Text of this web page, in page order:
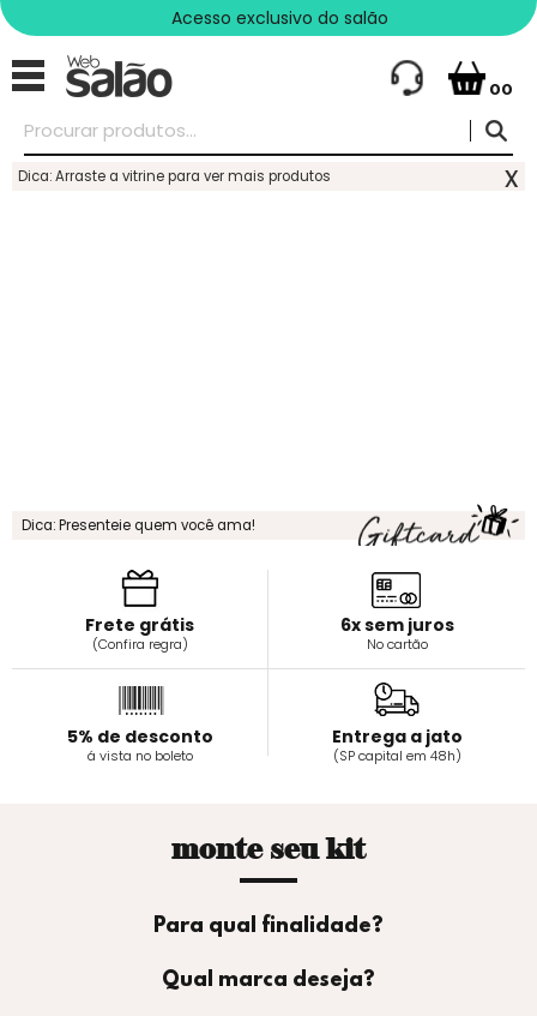
Acesso exclusivo do salão
00
Dica: Arraste a vitrine para ver mais produtos x
Dica: Presenteie quem você ama!
Frete grátis
(Confira regra)
6x sem juros
No cartão
5% de desconto
á vista no boleto
Entrega a jato
(SP capital em 48h)
monte seu kit
Para qual finalidade?
Qual marca deseja?